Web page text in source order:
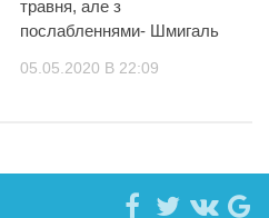
травня, але з
послабленнями- Шмигаль
05.05.2020 В 22:09